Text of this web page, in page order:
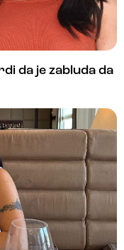
da je zabluda da